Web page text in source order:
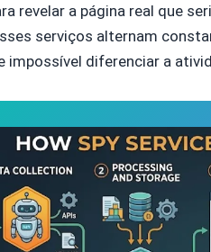
revelar a página real que
serviços alternam
impossível diferenciar a